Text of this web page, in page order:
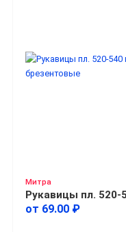
Митра
от 69.00 ₽